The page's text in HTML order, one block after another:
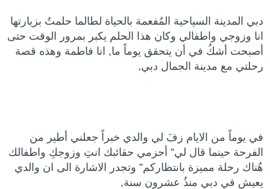
دبي المدينة السياحية المُفعمة بالحياة لطالما حلمتُ بزيارتها
انا وزوجي واطفالي وكان هذا الحلم يكبر بمرور الوقت حتى
أصبحت أشكُ في أن يتحقق يوماً ما, انا فاطمة وهذه قصة
رحلتي مع مدينة الجمال دبي,
في يوماً من الايام زفَ لي والدي خبراً جعلني أطير من
الفرحة حينما قال لي” أحزمي حقائبك انتِ وزوجكِ واطفالك
هُناك رحلة مميزة بانتظاركم” وتجدر الاشارة الى ان والدي
يعيش في دبي منذُ عشرون سنة,